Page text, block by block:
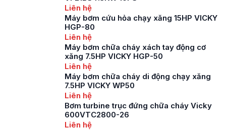
Liên hệ
Máy bơm cứu hỏa chạy xăng 15HP VICKY
HGP-80
Liên hệ
Máy bơm chữa cháy xách tay động cơ
xăng 7.5HP VICKY HGP-50
Liên hệ
Máy bơm chữa cháy di động chạy xăng
7.5HP VICKY WP50
Liên hệ
Bơm turbine trục đứng chữa cháy Vicky
600VTC2800-26
Liên hệ